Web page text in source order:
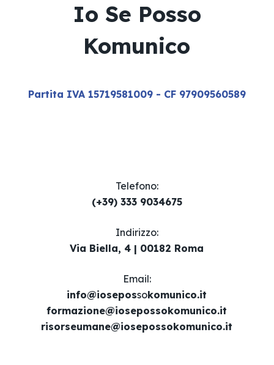
Io Se Posso
Komunico
Partita IVA 15719581009 - CF 97909560589
Telefono:
(+39) 333 9034675
Indirizzo:
Via Biella, 4 | 00182 Roma
Email​:
info@iosepossokomunico.it
formazione@iosepossokomunico.it
risorseumane@iosepossokomunico.it